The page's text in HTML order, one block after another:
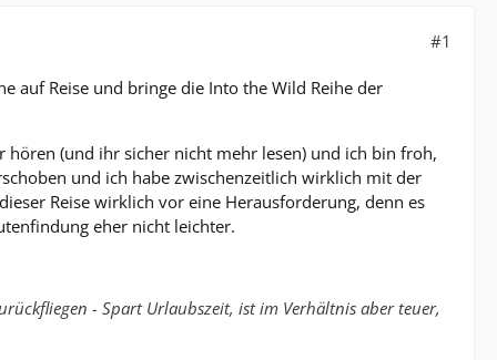
#1
auf Reise und bringe die Into the Wild Reihe der
hören (und ihr sicher nicht mehr lesen) und ich bin froh,
und ich habe zwischenzeitlich wirklich mit der
Reise wirklich vor eine Herausforderung, denn es
eher nicht leichter.
- Spart Urlaubszeit, ist im Verhältnis aber teuer,